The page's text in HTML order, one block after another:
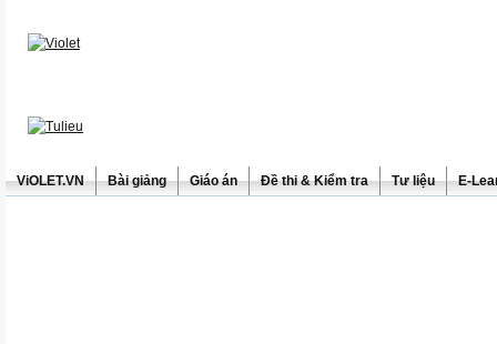
ViOLET.VN Bài giảng Giáo án Đề thi & Kiểm tra Tư liệu E-